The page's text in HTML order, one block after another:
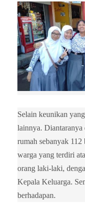
Selain keunikan
lainnya. Diantaranya
rumah sebanyak
warga yang terdiri
orang laki-laki,
Kepala Keluarga.
berhadapan.